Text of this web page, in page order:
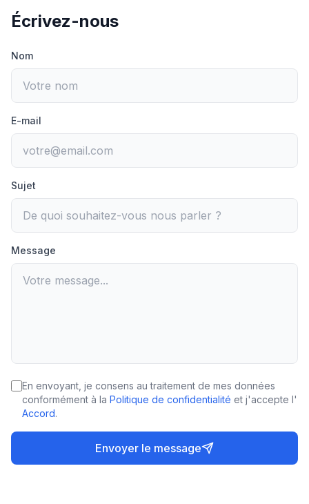
Écrivez-nous
Nom
E-mail
Sujet
Message
En envoyant, je consens au traitement de mes données
conformément à la Politique de confidentialité et j'accepte l'
Accord.
Envoyer le message